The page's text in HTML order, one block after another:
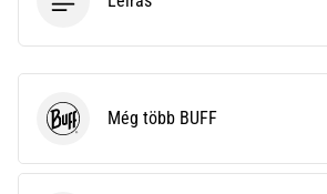
BUFF Még több BUFF